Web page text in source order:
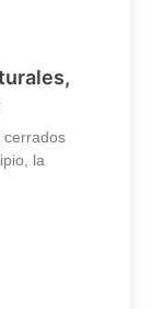
cerrados
la